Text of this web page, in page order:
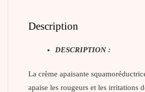
Description
DESCRIPTION :
La crème apaisante
apaise les rougeurs et les irritations